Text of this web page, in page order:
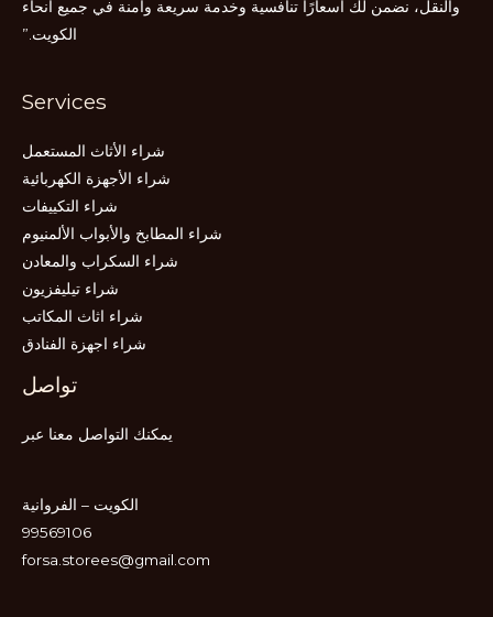
والنقل، نضمن لك أسعارًا تنافسية وخدمة سريعة وآمنة في جميع أنحاء
الكويت.”
Services
شراء الأثاث المستعمل
شراء الأجهزة الكهربائية
شراء التكييفات
شراء المطابخ والأبواب الألمنيوم
شراء السكراب والمعادن
شراء تيليفزيون
شراء اثاث المكاتب
شراء اجهزة الفنادق
تواصل
يمكنك التواصل معنا عبر
الكويت – الفروانية
99569106
forsa.storees@gmail.com